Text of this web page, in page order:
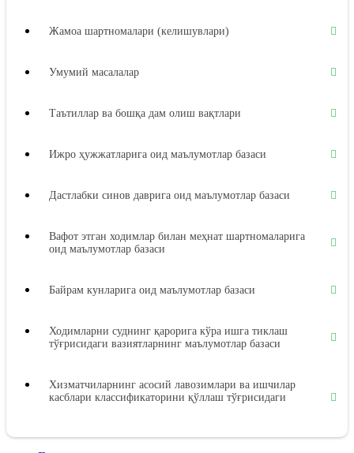
Жамоа шартномалари (келишувлари)
Умумий масалалар
Таътиллар ва бошқа дам олиш вақтлари
Ижро ҳужжатларига оид маълумотлар базаси
Дастлабки синов даврига оид маълумотлар базаси
Вафот этган ходимлар билан меҳнат шартномаларига
оид маълумотлар базаси
Байрам кунларига оид маълумотлар базаси
Ходимларни суднинг қарорига кўра ишга тиклаш
тўғрисидаги вазиятларнинг маълумотлар базаси
Хизматчиларнинг асосий лавозимлари ва ишчилар
касблари классификаторини қўллаш тўғрисидаги